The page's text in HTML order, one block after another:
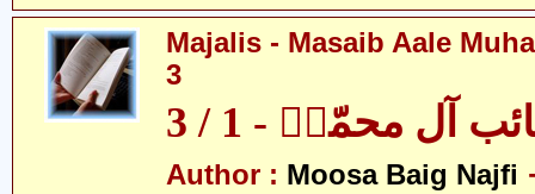
Majalis - Masaib Aale
3
آل محمّدؑ - 1 / 3
Author : Moosa Baig Najfi